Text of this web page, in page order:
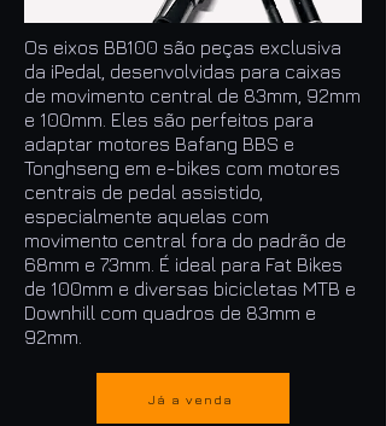
Os eixos BB100 são peças exclusiva
da iPedal, desenvolvidas para caixas
de movimento central de 83mm, 92mm
e 100mm. Eles são perfeitos para
adaptar motores Bafang BBS e
Tonghseng em e-bikes com motores
centrais de pedal assistido,
especialmente aquelas com
movimento central fora do padrão de
68mm e 73mm. É ideal para Fat Bikes
de 100mm e diversas bicicletas MTB e
Downhill com quadros de 83mm e
92mm.
Já a venda